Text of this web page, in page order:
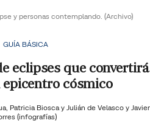
y personas contemplando. (Archivo)
GUÍA BÁSICA
eclipses que convertirá
epicentro cósmico
Patricia Biosca y Julián de Velasco y Javier
(infografías)